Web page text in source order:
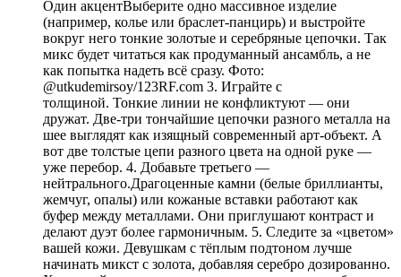
Один акцентВыберите одно массивное изделие
(например, колье или браслет-панцирь) и выстройте
вокруг него тонкие золотые и серебряные цепочки. Так
микс будет читаться как продуманный ансамбль, а не
как попытка надеть всё сразу. Фото:
@utkudemirsoy/123RF.com 3. Играйте с
толщиной. Тонкие линии не конфликтуют — они
дружат. Две-три тончайшие цепочки разного металла на
шее выглядят как изящный современный арт-объект. А
вот две толстые цепи разного цвета на одной руке —
уже перебор. 4. Добавьте третьего —
нейтрального.Драгоценные камни (белые бриллианты,
жемчуг, опалы) или кожаные вставки работают как
буфер между металлами. Они приглушают контраст и
делают дуэт более гармоничным. 5. Следите за «цветом»
вашей кожи. Девушкам с тёплым подтоном лучше
начинать микст с золота, добавляя серебро дозированно.